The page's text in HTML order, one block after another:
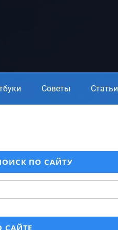
Советы Статьи
ПО САЙТУ
САЙТЕ